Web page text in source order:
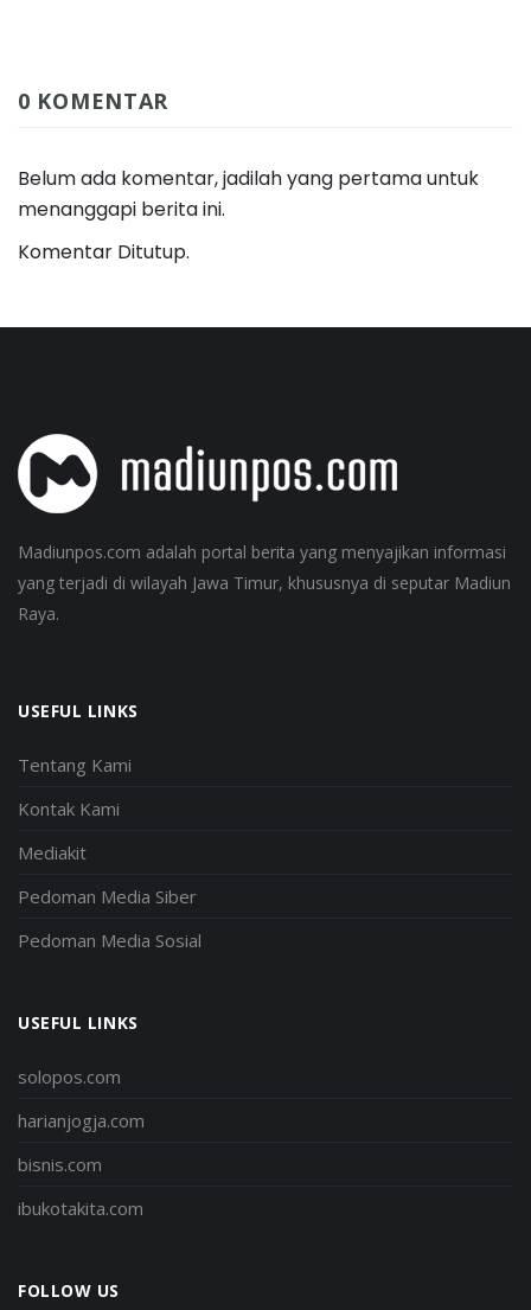
0 KOMENTAR
Belum ada komentar, jadilah yang pertama untuk
menanggapi berita ini.
Komentar Ditutup.
Madiunpos.com adalah portal berita yang menyajikan informasi
yang terjadi di wilayah Jawa Timur, khususnya di seputar Madiun
Raya.
USEFUL LINKS
Tentang Kami
Kontak Kami
Mediakit
Pedoman Media Siber
Pedoman Media Sosial
USEFUL LINKS
solopos.com
harianjogja.com
bisnis.com
ibukotakita.com
FOLLOW US